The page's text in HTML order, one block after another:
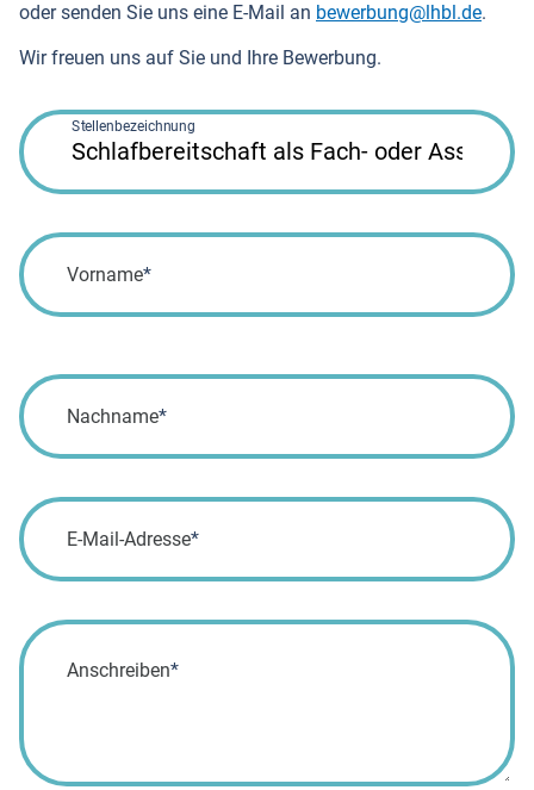
oder senden Sie uns eine E-Mail an bewerbung@lhbl.de.
Wir freuen uns auf Sie und Ihre Bewerbung.
Stellenbezeichnung
Pflichtfeld
Vorname*
Pflichtfeld
Nachname*
Pflichtfeld
E-Mail-Adresse*
Pflichtfeld
Anschreiben*